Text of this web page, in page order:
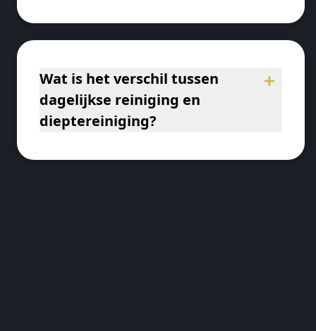
Wat is het verschil tussen
dagelijkse reiniging en
dieptereiniging?